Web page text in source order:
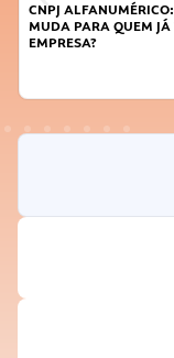
CNPJ
MUDA PARA QUEM JÁ
EMPRESA?